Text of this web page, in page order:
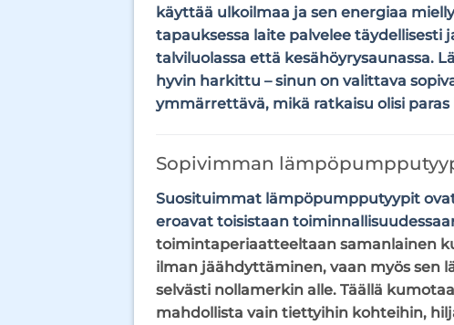
käyttää ulkoilmaa ja sen energiaa
tapauksessa laite palvelee täydellisesti
talviluolassa että kesähöyrysaunassa.
hyvin harkittu – sinun on valittava
ymmärrettävä, mikä ratkaisu olisi paras
Sopivimman
Suosituimmat lämpöpumpputyypit
eroavat toisistaan
toimintaperiaatteeltaan samanlainen
ilman jäähdyttäminen, vaan myös sen
selvästi nollamerkin alle. Täällä
mahdollista vain tiettyihin kohteihin,